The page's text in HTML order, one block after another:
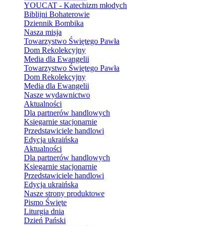
YOUCAT - Katechizm młodych
Biblijni Bohaterowie
Dziennik Bombika
Nasza misja
Towarzystwo Świętego Pawła
Dom Rekolekcyjny
Media dla Ewangelii
Towarzystwo Świętego Pawła
Dom Rekolekcyjny
Media dla Ewangelii
Nasze wydawnictwo
Aktualności
Dla partnerów handlowych
Księgarnie stacjonarnie
Przedstawiciele handlowi
Edycja ukraińska
Aktualności
Dla partnerów handlowych
Księgarnie stacjonarnie
Przedstawiciele handlowi
Edycja ukraińska
Nasze strony produktowe
Pismo Święte
Liturgia dnia
Dzień Pański